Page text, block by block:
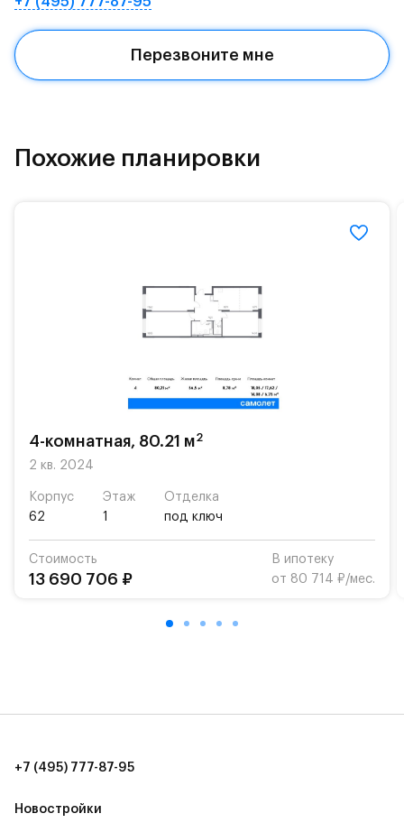
Красногорское и Рублево-Успенское шоссе.
Поблизости расположено новое наземное метро
МЦД «Одинцово».
Территория леса доступна для пеших и
Расположение позволяет вести здоровый образ
жизни и регулярно заниматься спортом, как на
свежем воздухе, так и в спортзале. Для комфортной
На территории квартала возведут детский сад и
школу. Также для наиболее одарённых детей есть
«Жуковка».
парковки.
Территория квартала приватная, въезд
осуществляется по пропускам.#yan19-2r1439625#
Перезвоните мне
Похожие планировки
4-комнатная, 80.21 м2
2 кв. 2024
Корпус
62
Этаж
1
Отделка
под ключ
Стоимость
13 690 706 ₽
В ипотеку
от 80 714 ₽/мес.
Новостройки
+7 (495) 777-87-95